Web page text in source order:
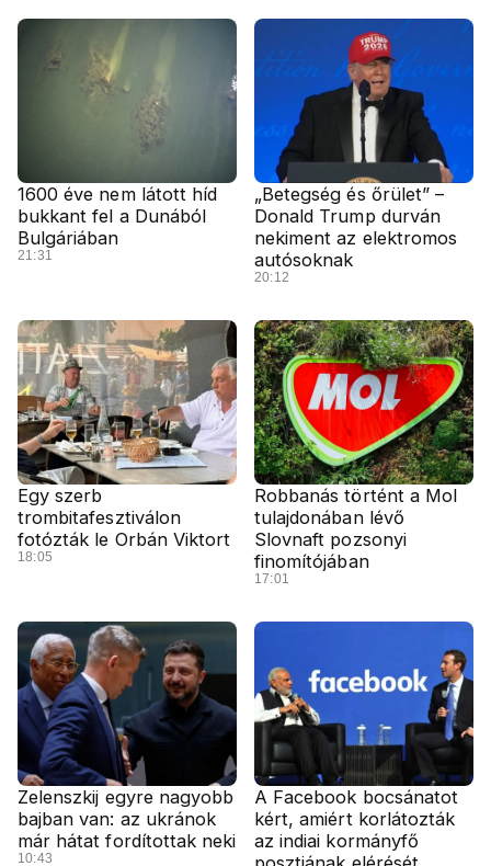
1600 éve nem látott híd
bukkant fel a Dunából
Bulgáriában
21:31
„Betegség és őrület” –
Donald Trump durván
nekiment az elektromos
autósoknak
20:12
Egy szerb
trombitafesztiválon
fotózták le Orbán Viktort
18:05
Robbanás történt a Mol
tulajdonában lévő
Slovnaft pozsonyi
finomítójában
17:01
Zelenszkij egyre nagyobb
bajban van: az ukránok
már hátat fordítottak neki
10:43
A Facebook bocsánatot
kért, amiért korlátozták
az indiai kormányfő